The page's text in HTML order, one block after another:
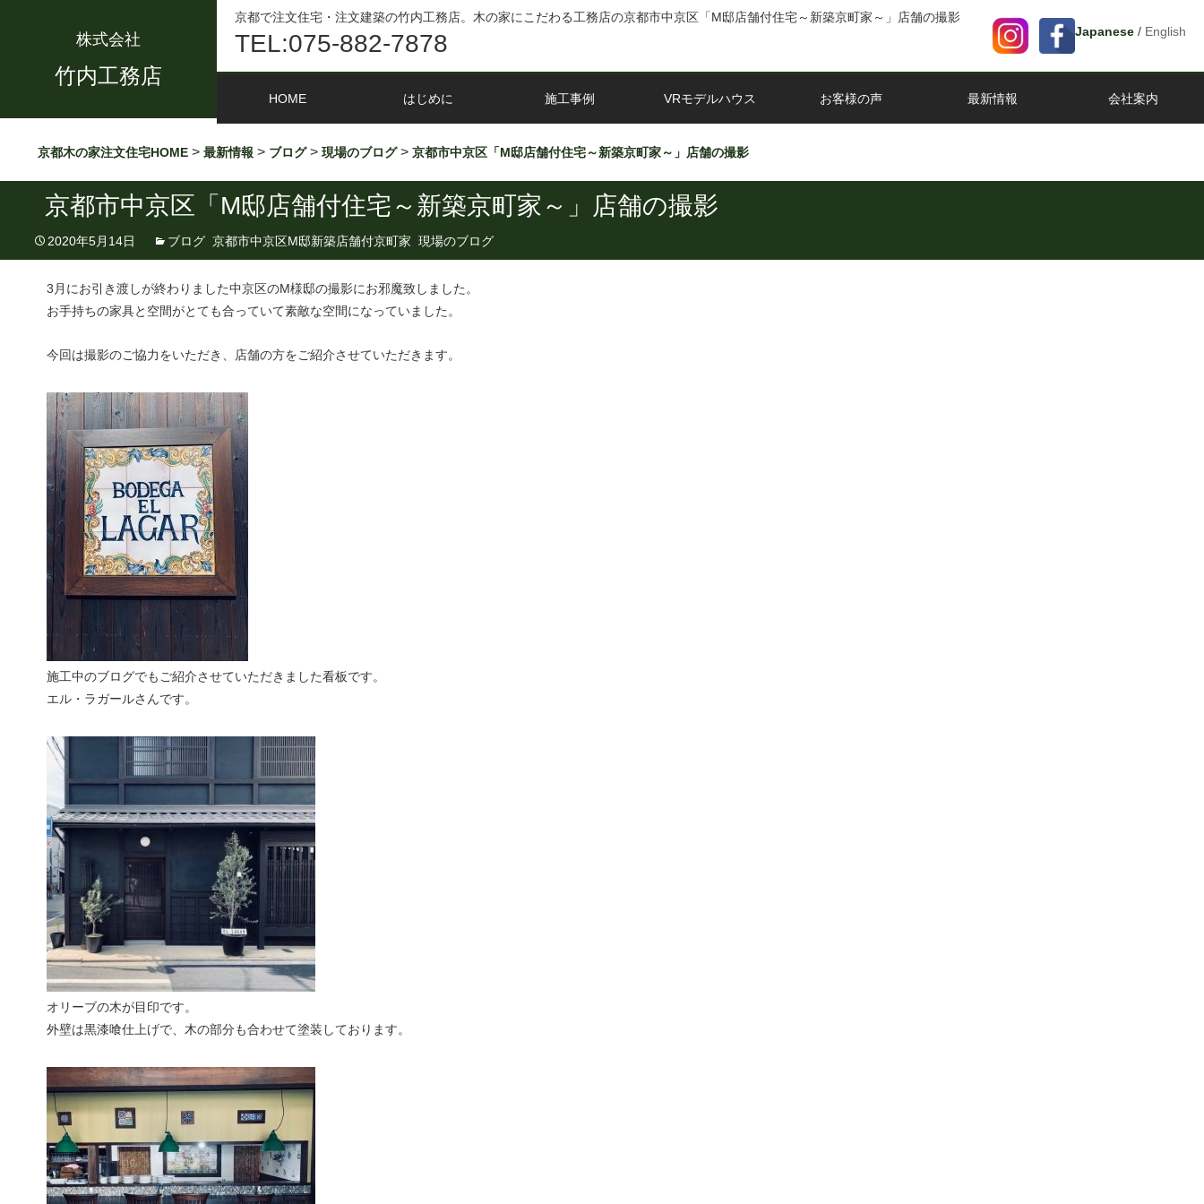
株式会社
竹内工務店
Japanese / English
京都で注文住宅・注文建築の竹内工務店。木の家にこだわる工務店の京都市中京区「M邸店舗付住宅～新築京町家～」店舗の撮影
TEL:075-882-7878
HOME はじめに 施工事例 VRモデルハウス お客様の声 最新情報 会社案内
京都木の家注文住宅HOME > 最新情報 > ブログ> 現場のブログ> 京都市中京区「M邸店舗付住宅～新築京町家～」店舗の撮影
京都市中京区「M邸店舗付住宅～新築京町家～」店舗の撮影
2020年5月14日 ブログ 京都市中京区M邸新築店舗付京町家 現場のブログ
3月にお引き渡しが終わりました中京区のM様邸の撮影にお邪魔致しました。
お手持ちの家具と空間がとても合っていて素敵な空間になっていました。
今回は撮影のご協力をいただき、店舗の方をご紹介させていただきます。
施工中のブログでもご紹介させていただきました看板です。
エル・ラガールさんです。
オリーブの木が目印です。
外壁は黒漆喰仕上げで、木の部分も合わせて塗装しております。